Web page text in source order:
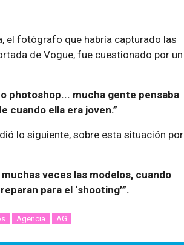
el fotógrafo que habría capturado las
de Vogue, fue cuestionado por un
photoshop... mucha gente pensaba
cuando ella era joven.”
lo siguiente, sobre esta situación por
veces las modelos, cuando
para el ‘shooting’”.
Agencia AG